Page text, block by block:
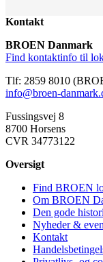
Kontakt
BROEN Danmark
Find kontaktinfo til
Tlf: 2859 8010
info@broen-
Fussingsvej 8
8700 Horsens
CVR 34773122
Oversigt
Find BROEN
Om BROEN
Den gode
Nyheder &
Kontakt